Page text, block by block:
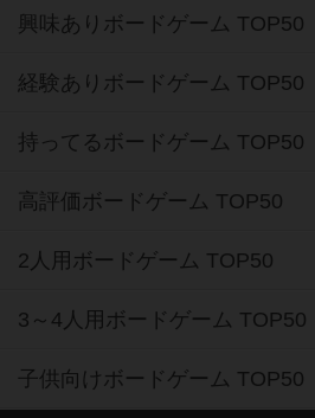
興味ありボードゲーム TOP50
経験ありボードゲーム TOP50
持ってるボードゲーム TOP50
高評価ボードゲーム TOP50
2人用ボードゲーム TOP50
3～4人用ボードゲーム TOP50
子供向けボードゲーム TOP50